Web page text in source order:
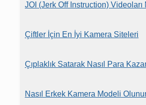
JOI (Jerk Off Instruction) Videoları
Çiftler İçin En İyi Kamera Siteleri
Çıplaklık Satarak Nasıl Para
Nasıl Erkek Kamera Modeli